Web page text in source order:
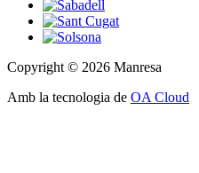
Copyright © 2026 Manresa
Amb la tecnologia de OA Cloud